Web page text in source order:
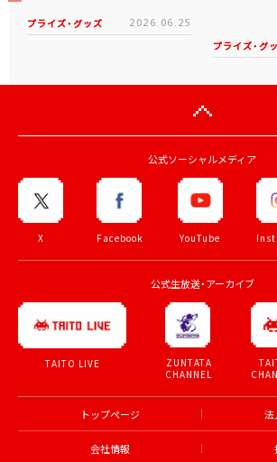
プライズ・グッズ 2026.06.25
プライズ・グ
公式ソーシャルメディア
X Facebook YouTube
公式生放送・アーカイブ
TAITO LIVE
ZUNTATA
CHANNEL
トップページ 法
会社情報